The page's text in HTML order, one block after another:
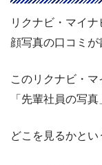
リクナビ・マイ
顔写真の口コミが
このリクナビ・
「先輩社員の写
どこを見るかとい